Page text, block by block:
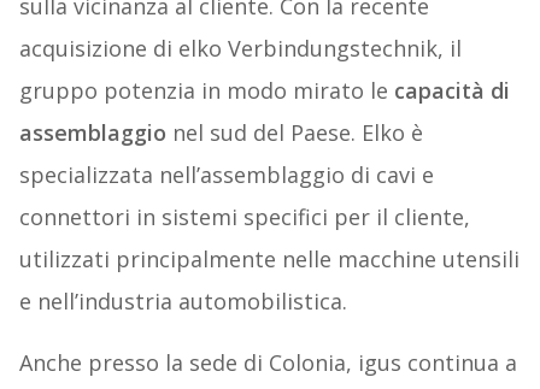
sulla vicinanza al cliente. Con la recente
acquisizione di elko Verbindungstechnik, il
gruppo potenzia in modo mirato le capacità di
assemblaggio nel sud del Paese. Elko è
specializzata nell’assemblaggio di cavi e
connettori in sistemi specifici per il cliente,
utilizzati principalmente nelle macchine utensili
e nell’industria automobilistica.
Anche presso la sede di Colonia, igus continua a